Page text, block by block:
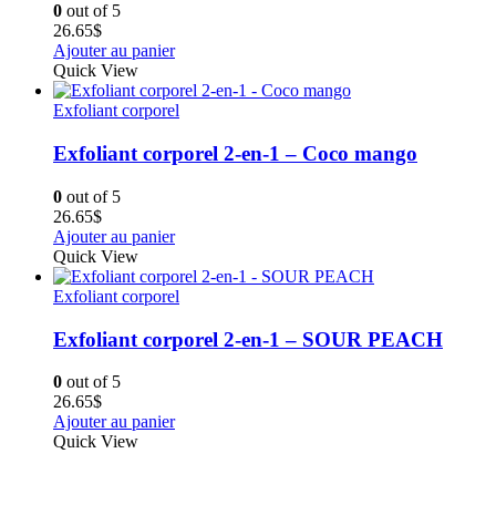
0 out of 5
26.65$
Ajouter au panier
Quick View
Exfoliant corporel
Exfoliant corporel 2-en-1 – Coco mango
0 out of 5
26.65$
Ajouter au panier
Quick View
Exfoliant corporel
Exfoliant corporel 2-en-1 – SOUR PEACH
0 out of 5
26.65$
Ajouter au panier
Quick View